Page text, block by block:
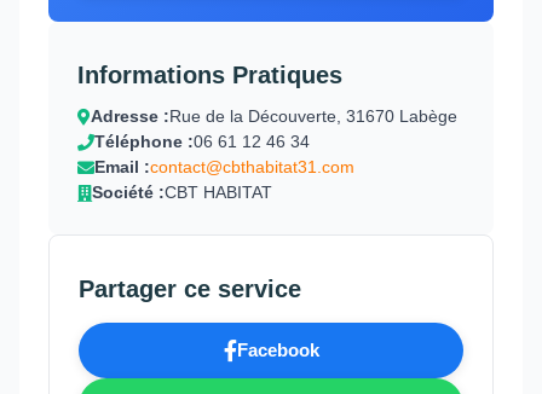
Informations Pratiques
Adresse :Rue de la Découverte, 31670 Labège
Téléphone :06 61 12 46 34
Email :contact@cbthabitat31.com
Société :CBT HABITAT
Partager ce service
Facebook